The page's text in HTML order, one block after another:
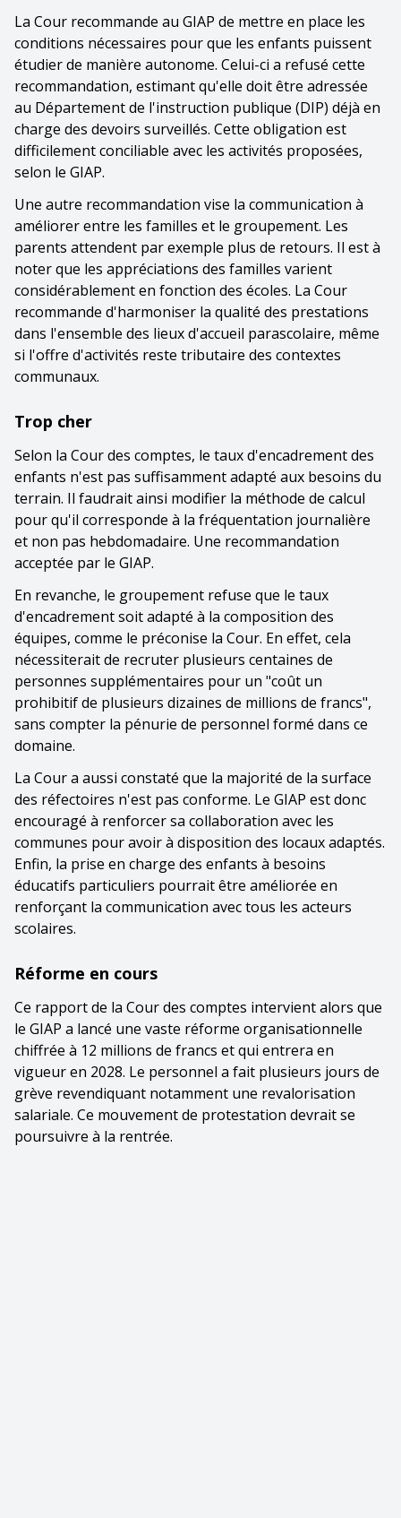
La Cour recommande au GIAP de mettre en place les
conditions nécessaires pour que les enfants puissent
étudier de manière autonome. Celui-ci a refusé cette
recommandation, estimant qu'elle doit être adressée
au Département de l'instruction publique (DIP) déjà en
charge des devoirs surveillés. Cette obligation est
difficilement conciliable avec les activités proposées,
selon le GIAP.
Une autre recommandation vise la communication à
améliorer entre les familles et le groupement. Les
parents attendent par exemple plus de retours. Il est à
noter que les appréciations des familles varient
considérablement en fonction des écoles. La Cour
recommande d'harmoniser la qualité des prestations
dans l'ensemble des lieux d'accueil parascolaire, même
si l'offre d'activités reste tributaire des contextes
communaux.
Trop cher
Selon la Cour des comptes, le taux d'encadrement des
enfants n'est pas suffisamment adapté aux besoins du
terrain. Il faudrait ainsi modifier la méthode de calcul
pour qu'il corresponde à la fréquentation journalière
et non pas hebdomadaire. Une recommandation
acceptée par le GIAP.
En revanche, le groupement refuse que le taux
d'encadrement soit adapté à la composition des
équipes, comme le préconise la Cour. En effet, cela
nécessiterait de recruter plusieurs centaines de
personnes supplémentaires pour un "coût un
prohibitif de plusieurs dizaines de millions de francs",
sans compter la pénurie de personnel formé dans ce
domaine.
La Cour a aussi constaté que la majorité de la surface
des réfectoires n'est pas conforme. Le GIAP est donc
encouragé à renforcer sa collaboration avec les
communes pour avoir à disposition des locaux adaptés.
Enfin, la prise en charge des enfants à besoins
éducatifs particuliers pourrait être améliorée en
renforçant la communication avec tous les acteurs
scolaires.
Réforme en cours
Ce rapport de la Cour des comptes intervient alors que
le GIAP a lancé une vaste réforme organisationnelle
chiffrée à 12 millions de francs et qui entrera en
vigueur en 2028. Le personnel a fait plusieurs jours de
grève revendiquant notamment une revalorisation
salariale. Ce mouvement de protestation devrait se
poursuivre à la rentrée.